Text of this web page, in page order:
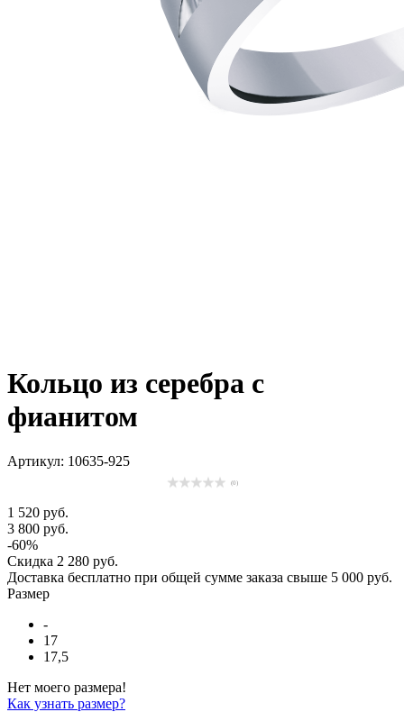
Кольцо из серебра с
фианитом
Артикул: 10635-925
(0)
1 520 руб.
3 800 руб.
-60%
Скидка 2 280 руб.
Доставка бесплатно при общей сумме заказа свыше 5 000 руб.
Размер
-
17
17,5
Нет моего размера!
Как узнать размер?